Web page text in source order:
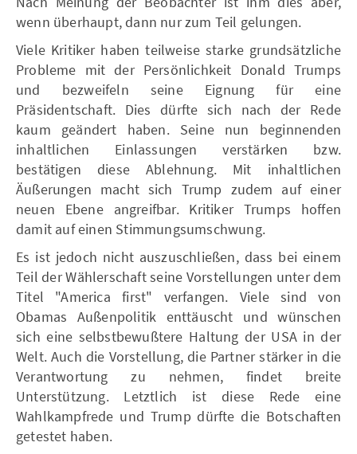
wenn überhaupt, dann nur zum Teil gelungen.
Viele Kritiker haben teilweise starke grundsätzliche
Probleme mit der Persönlichkeit Donald Trumps
und bezweifeln seine Eignung für eine
Präsidentschaft. Dies dürfte sich nach der Rede
kaum geändert haben. Seine nun beginnenden
inhaltlichen Einlassungen verstärken bzw.
bestätigen diese Ablehnung. Mit inhaltlichen
Äußerungen macht sich Trump zudem auf einer
neuen Ebene angreifbar. Kritiker Trumps hoffen
damit auf einen Stimmungsumschwung.
Es ist jedoch nicht auszuschließen, dass bei einem
Teil der Wählerschaft seine Vorstellungen unter dem
Titel "America first" verfangen. Viele sind von
Obamas Außenpolitik enttäuscht und wünschen
sich eine selbstbewußtere Haltung der USA in der
Welt. Auch die Vorstellung, die Partner stärker in die
Verantwortung zu nehmen, findet breite
Unterstützung. Letztlich ist diese Rede eine
Wahlkampfrede und Trump dürfte die Botschaften
getestet haben.